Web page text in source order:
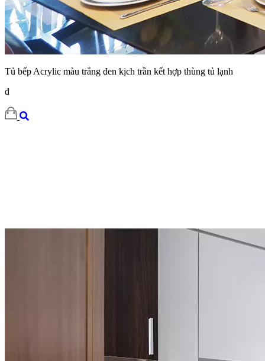
Tủ bếp Acrylic màu trắng đen kịch trần kết hợp thùng tủ lạnh
đ